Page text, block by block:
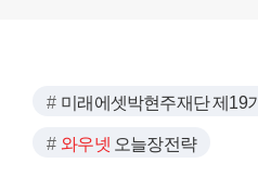
미래에셋박현주재단 제19기
와우넷 오늘장전략